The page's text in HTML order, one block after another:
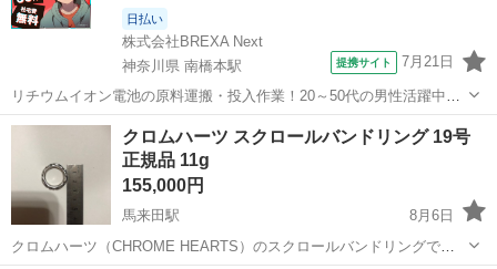
日払い
株式会社BREXA Next
神奈川県 南橋本駅
提携サイト 7月21日
リチウムイオン電池の原料運搬・投入作業！20～50代の男性活躍中★
ワンルーム寮完備！赴任旅費会社負担！年間休日130日★フォークリフ
ト免許お持ちの方、活躍中！就業先食堂利用可★《神奈川県相模原
市》 人気の工場のお仕事 ◇電...
神奈川 相模原市 その他
クロムハーツ スクロールバンドリング 19号
正規品 11g
155,000円
馬来田駅
8月6日
クロムハーツ（CHROME HEARTS）のスクロールバンドリングで